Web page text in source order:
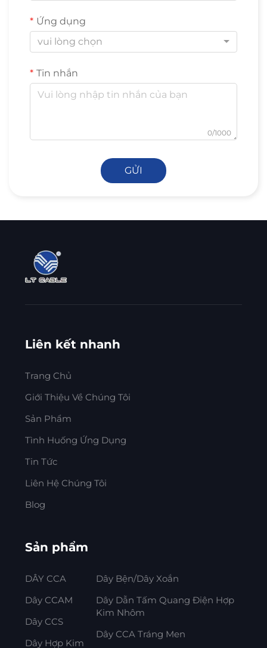
Ứng dụng
vui lòng chọn
Tin nhắn
0/1000
GỬI
Liên kết nhanh
Trang Chủ
Giới Thiệu Về Chúng Tôi
Sản Phẩm
Tình Huống Ứng Dụng
Tin Tức
Liên Hệ Chúng Tôi
Blog
Sản phẩm
DÂY CCA
Dây CCAM
Dây CCS
Dây Hợp Kim
Dây Bện/Dây Xoắn
Dây Dẫn Tấm Quang Điện Hợp
Kim Nhôm
Dây CCA Tráng Men